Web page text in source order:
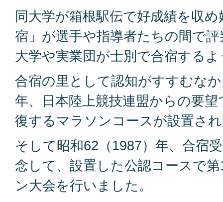
同大学が箱根駅伝で好成績を収
宿」が選手や指導者たちの間で
大学や実業団が士別で合宿する
合宿の里として認知がすすむな
年、日本陸上競技連盟からの要
復するマラソンコースが設置さ
そして昭和62（1987）年、合宿
念して、設置した公認コースで
ン大会を行いました。